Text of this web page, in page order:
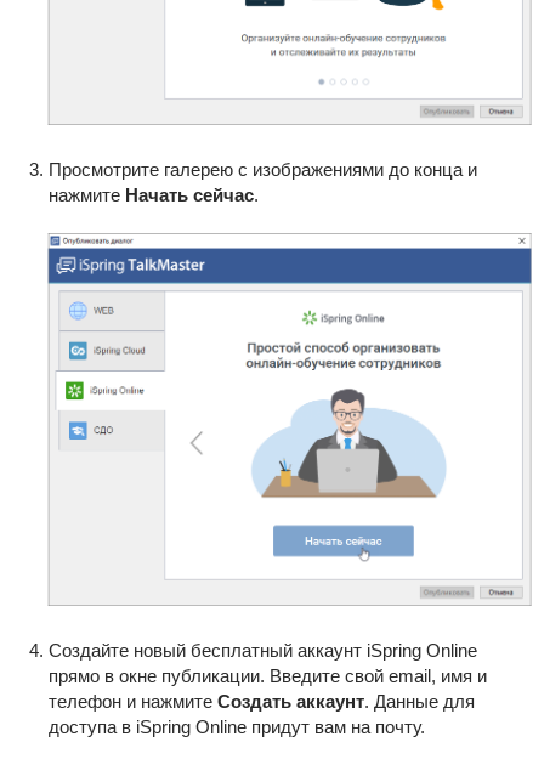
Просмотрите галерею c изображениями до конца и
нажмите Начать сейчас.
Создайте новый бесплатный аккаунт iSpring Online
прямо в окне публикации. Введите свой email, имя и
телефон и нажмите Создать аккаунт. Данные для
доступа в iSpring Online придут вам на почту.